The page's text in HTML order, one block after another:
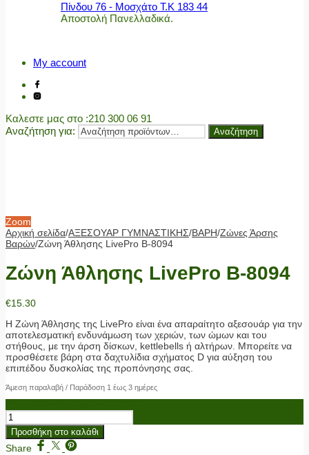
Πίνδου 76 - Μοσχάτο Τ.Κ 183 44
Αποστολή Πανελλαδικά.
My account
Καλεστε μας στο :210 300 06 91
Αναζήτηση για:
Αναζήτηση
Zoom
Αρχική σελίδα/ΑΞΕΣΟΥΑΡ ΓΥΜΝΑΣΤΙΚΗΣ/ΒΑΡΗ/Ζώνες Άρσης
Βαρών/Ζώνη Άθλησης LivePro Β-8094
Ζώνη Άθλησης LivePro Β-8094
€15.30
Η Ζώνη Άθλησης της LivePro είναι ένα απαραίτητο αξεσουάρ για την
αποτελεσματική ενδυνάμωση των χεριών, των ώμων και του
στήθους, με την άρση δίσκων, kettlebells ή αλτήρων. Μπορείτε να
προσθέσετε βάρη στα δαχτυλίδια σχήματος D για αύξηση του
επιπέδου δυσκολίας της προπόνησης σας.
Άμεση παραλαβή / Παράδοση 1 έως 3 ημέρες
Προσθήκη στο καλάθι
Share